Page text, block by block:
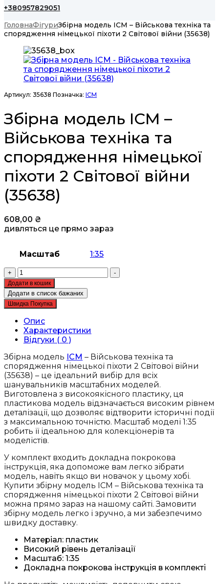
+380957829051
ГоловнаФігуриЗбірна модель ICM – Військова техніка та
спорядження німецької піхоти 2 Світової війни (35638)
Артикул: 35638 Позначка: ICM
Збірна модель ICM –
Військова техніка та
спорядження німецької
піхоти 2 Світової війни
(35638)
608,00 ₴
дивляться це прямо зараз
Масштаб 1:35
+
Збірна
модель
ICM
-
Військова
техніка
та
спорядження
німецької
піхоти
2
Світової
війни
(35638)
кількість
-
Додати в кошик
Додати в список бажаних
Швидка Покупка
Опис
Характеристики
Відгуки ( 0 )
Збірна модель ICM – Військова техніка та
спорядження німецької піхоти 2 Світової війни
(35638) – це ідеальний вибір для всіх
шанувальників масштабних моделей.
Виготовлена з високоякісного пластику, ця
пластикова модель відзначається високим рівнем
деталізації, що дозволяє відтворити історичні події
з максимальною точністю. Масштаб моделі 1:35
робить її ідеальною для колекціонерів та
моделістів.
У комплект входить докладна покрокова
інструкція, яка допоможе вам легко зібрати
модель, навіть якщо ви новачок у цьому хобі.
Купити збірну модель ICM – Військова техніка та
спорядження німецької піхоти 2 Світової війни
можна прямо зараз на нашому сайті. Замовити
збірну модель легко і зручно, а ми забезпечимо
швидку доставку.
Матеріал: пластик
Високий рівень деталізації
Масштаб: 1:35
Докладна покрокова інструкція в комплекті